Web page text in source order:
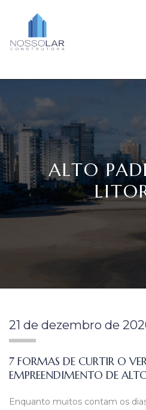
ALTO
21 de dezembro de
7 FORMAS DE CURTIR O
EMPREENDIMENTO DE
Enquanto muitos contam os